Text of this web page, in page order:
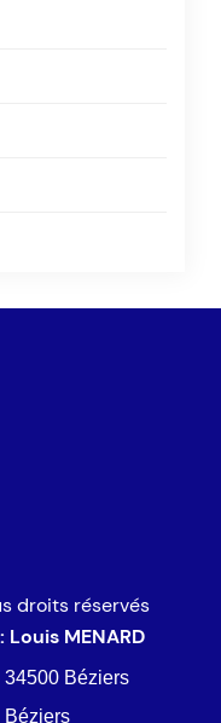
droits réservés
MENARD
Béziers
Béziers